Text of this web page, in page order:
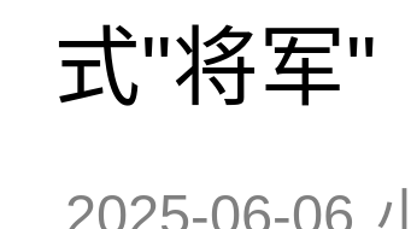
式"将军"
2025-06-06